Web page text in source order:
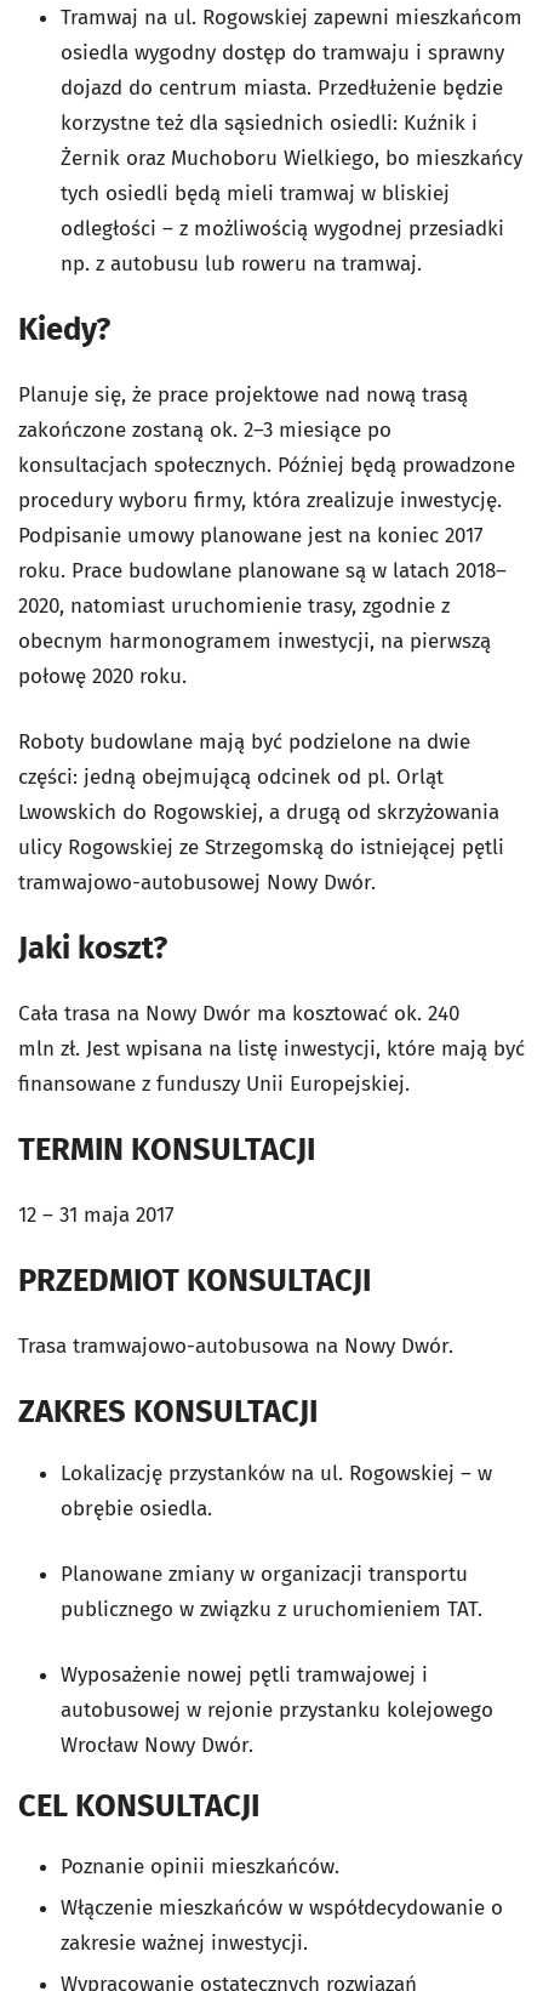
Tramwaj na ul. Rogowskiej zapewni mieszkańcom
osiedla wygodny dostęp do tramwaju i sprawny
dojazd do centrum miasta. Przedłużenie będzie
korzystne też dla sąsiednich osiedli: Kuźnik i
Żernik oraz Muchoboru Wielkiego, bo mieszkańcy
tych osiedli będą mieli tramwaj w bliskiej
odległości – z możliwością wygodnej przesiadki
np. z autobusu lub roweru na tramwaj.
Kiedy?
Planuje się, że prace projektowe nad nową trasą
zakończone zostaną ok. 2–3 miesiące po
konsultacjach społecznych. Później będą prowadzone
procedury wyboru firmy, która zrealizuje inwestycję.
Podpisanie umowy planowane jest na koniec 2017
roku. Prace budowlane planowane są w latach 2018–
2020, natomiast uruchomienie trasy, zgodnie z
obecnym harmonogramem inwestycji, na pierwszą
połowę 2020 roku.
Roboty budowlane mają być podzielone na dwie
części: jedną obejmującą odcinek od pl. Orląt
Lwowskich do Rogowskiej, a drugą od skrzyżowania
ulicy Rogowskiej ze Strzegomską do istniejącej pętli
tramwajowo-autobusowej Nowy Dwór.
Jaki koszt?
Cała trasa na Nowy Dwór ma kosztować ok. 240
mln zł. Jest wpisana na listę inwestycji, które mają być
finansowane z funduszy Unii Europejskiej.
TERMIN KONSULTACJI
12 – 31 maja 2017
PRZEDMIOT KONSULTACJI
Trasa tramwajowo-autobusowa na Nowy Dwór.
ZAKRES KONSULTACJI
Lokalizację przystanków na ul. Rogowskiej – w
obrębie osiedla.
Planowane zmiany w organizacji transportu
publicznego w związku z uruchomieniem TAT.
Wyposażenie nowej pętli tramwajowej i
autobusowej w rejonie przystanku kolejowego
Wrocław Nowy Dwór.
CEL KONSULTACJI
Poznanie opinii mieszkańców.
Włączenie mieszkańców w współdecydowanie o
zakresie ważnej inwestycji.
Wypracowanie ostatecznych rozwiązań